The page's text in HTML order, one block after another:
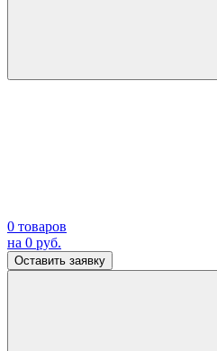
0 товаров
на 0 руб.
Оставить заявку